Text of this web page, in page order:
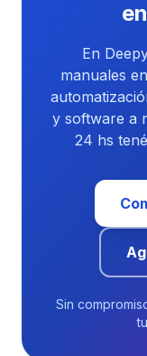
En
manuales
y software a
24 hs
Sin